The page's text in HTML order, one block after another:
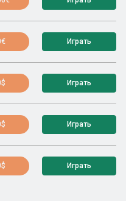
Играть
Играть
Играть
Играть